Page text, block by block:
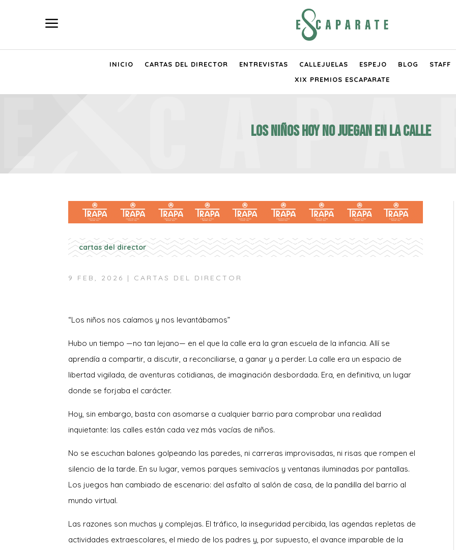
a
INICIO CARTAS DEL DIRECTOR ENTREVISTAS CALLEJUELAS ESPEJO BLOG STAFF
XIX PREMIOS ESCAPARATE
LOS NIÑOS HOY NO JUEGAN EN LA CALLE
cartas del director
9 FEB, 2026 | CARTAS DEL DIRECTOR
“Los niños nos caíamos y nos levantábamos”
Hubo un tiempo —no tan lejano— en el que la calle era la gran escuela de la infancia. Allí se
aprendía a compartir, a discutir, a reconciliarse, a ganar y a perder. La calle era un espacio de
libertad vigilada, de aventuras cotidianas, de imaginación desbordada. Era, en definitiva, un lugar
donde se forjaba el carácter.
Hoy, sin embargo, basta con asomarse a cualquier barrio para comprobar una realidad
inquietante: las calles están cada vez más vacías de niños.
No se escuchan balones golpeando las paredes, ni carreras improvisadas, ni risas que rompen el
silencio de la tarde. En su lugar, vemos parques semivacíos y ventanas iluminadas por pantallas.
Los juegos han cambiado de escenario: del asfalto al salón de casa, de la pandilla del barrio al
mundo virtual.
Las razones son muchas y complejas. El tráfico, la inseguridad percibida, las agendas repletas de
actividades extraescolares, el miedo de los padres y, por supuesto, el avance imparable de la